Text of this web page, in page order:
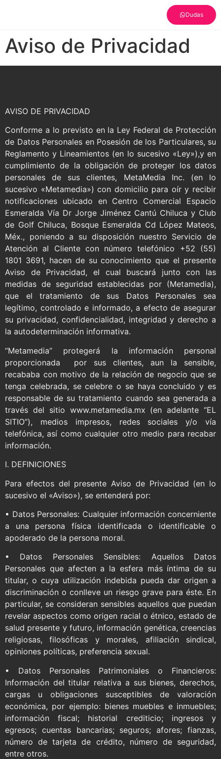
Dudas
Aviso de Privacidad
AVISO DE PRIVACIDAD
Conforme a lo previsto en la Ley Federal de Protección
de Datos Personales en Posesión de los Particulares, su
Reglamento y Lineamientos (en lo sucesivo «Ley»),y en
cumplimiento de la obligación de proteger los datos
personales de sus clientes, MetaMedia Inc. (en lo
sucesivo «Metamedia») con domicilio para oír y recibir
notificaciones ubicado en Centro Comercial Espacio
Esmeralda Vía Dr Jorge Jiménez Cantú Chiluca y Club
de Golf Chiluca, Bosque Esmeralda Cd López Mateos,
Méx., poniendo a su disposición nuestro Servicio de
Atención al Cliente con número telefónico +52 (55)
1801 3691, hacen de su conocimiento que el presente
Aviso de Privacidad, el cual buscará junto con las
medidas de seguridad establecidas por (Metamedia),
que el tratamiento de sus Datos Personales sea
legítimo, controlado e informado, a efecto de asegurar
su privacidad, confidencialidad, integridad y derecho a
la autodeterminación informativa.
“Metamedia” protegerá la información personal
proporcionada por sus clientes, aun la sensible,
recababa con motivo de la relación de negocio que se
tenga celebrada, se celebre o se haya concluido y es
responsable de su tratamiento cuando sea generada a
través del sitio www.metamedia.mx (en adelante “EL
SITIO”), medios impresos, redes sociales y/o vía
telefónica, así como cualquier otro medio para recabar
información.
I. DEFINICIONES
Para efectos del presente Aviso de Privacidad (en lo
sucesivo el «Aviso»), se entenderá por:
• Datos Personales: Cualquier información concerniente
a una persona física identificada o identificable o
apoderado de la persona moral.
• Datos Personales Sensibles: Aquellos Datos
Personales que afecten a la esfera más íntima de su
titular, o cuya utilización indebida pueda dar origen a
discriminación o conlleve un riesgo grave para éste. En
particular, se consideran sensibles aquellos que puedan
revelar aspectos como origen racial o étnico, estado de
salud presente y futuro, información genética, creencias
religiosas, filosóficas y morales, afiliación sindical,
opiniones políticas, preferencia sexual.
• Datos Personales Patrimoniales o Financieros:
Información del titular relativa a sus bienes, derechos,
cargas u obligaciones susceptibles de valoración
económica, por ejemplo: bienes muebles e inmuebles;
información fiscal; historial crediticio; ingresos y
egresos; cuentas bancarias; seguros; afores; fianzas,
número de tarjeta de crédito, número de seguridad,
entre otros.